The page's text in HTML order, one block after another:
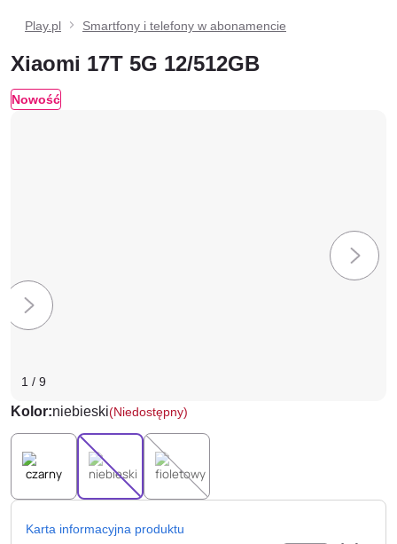
Play.pl Smartfony i telefony w abonamencie
Xiaomi 17T 5G 12/512GB
Nowość
1 / 9
Kolor:niebieski(Niedostępny)
Karta informacyjna produktu